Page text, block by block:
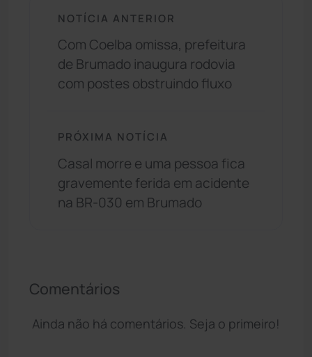
NOTÍCIA ANTERIOR
Com Coelba omissa, prefeitura
de Brumado inaugura rodovia
com postes obstruindo fluxo
PRÓXIMA NOTÍCIA
Casal morre e uma pessoa fica
gravemente ferida em acidente
na BR-030 em Brumado
Comentários
Ainda não há comentários. Seja o primeiro!